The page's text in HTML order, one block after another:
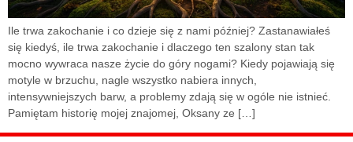
Ile trwa zakochanie i co dzieje się z nami później? Zastanawiałeś
się kiedyś, ile trwa zakochanie i dlaczego ten szalony stan tak
mocno wywraca nasze życie do góry nogami? Kiedy pojawiają się
motyle w brzuchu, nagle wszystko nabiera innych,
intensywniejszych barw, a problemy zdają się w ogóle nie istnieć.
Pamiętam historię mojej znajomej, Oksany ze […]